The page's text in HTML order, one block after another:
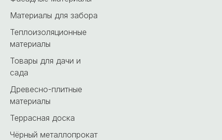
Материалы для забора
Теплоизоляционные
материалы
Товары для дачи и
сада
Древесно-плитные
материалы
Террасная доска
Чёрный металлопрокат